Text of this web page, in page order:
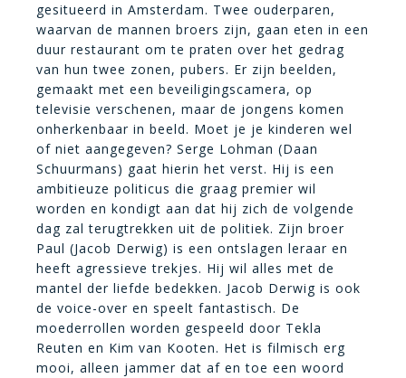
gesitueerd in Amsterdam. Twee ouderparen,
waarvan de mannen broers zijn, gaan eten in een
duur restaurant om te praten over het gedrag
van hun twee zonen, pubers. Er zijn beelden,
gemaakt met een beveiligingscamera, op
televisie verschenen, maar de jongens komen
onherkenbaar in beeld. Moet je je kinderen wel
of niet aangegeven? Serge Lohman (Daan
Schuurmans) gaat hierin het verst. Hij is een
ambitieuze politicus die graag premier wil
worden en kondigt aan dat hij zich de volgende
dag zal terugtrekken uit de politiek. Zijn broer
Paul (Jacob Derwig) is een ontslagen leraar en
heeft agressieve trekjes. Hij wil alles met de
mantel der liefde bedekken. Jacob Derwig is ook
de voice-over en speelt fantastisch. De
moederrollen worden gespeeld door Tekla
Reuten en Kim van Kooten. Het is filmisch erg
mooi, alleen jammer dat af en toe een woord